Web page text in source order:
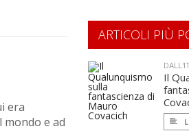
era
e ad
ARTICOLI PIÙ
Il